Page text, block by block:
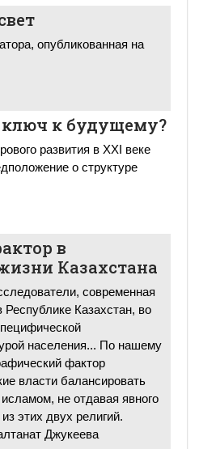
опубликованная на
ключ к будущему?
развития в XXI веке
о структуре
в
Казахстана
современная
Республике Казахстан, во
населения... По нашему
фактор
власти балансировать
не отдавая явного
этих двух религий.
Джукеева